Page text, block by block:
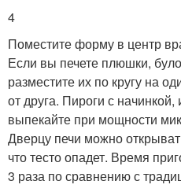
4
Поместите форму в центр
Если вы печете плюшки,
разместите их по кругу на
от друга. Пироги с начинкой,
выпекайте при мощности
Дверцу печи можно
что тесто опадет. Время
3 раза по сравнению с